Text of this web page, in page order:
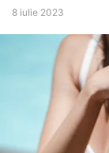
8 iulie 2023